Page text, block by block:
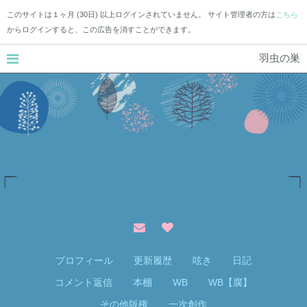
このサイトは１ヶ月 (30日) 以上ログインされていません。 サイト管理者の方は こちら
からログインすると、この広告を消すことができます。
羽虫の巣
プロフィール 更新履歴 呟き
日記
コメント返信
本棚 WB
WB【腐】
その他版権
一次創作